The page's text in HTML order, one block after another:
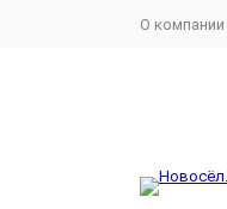
О компании